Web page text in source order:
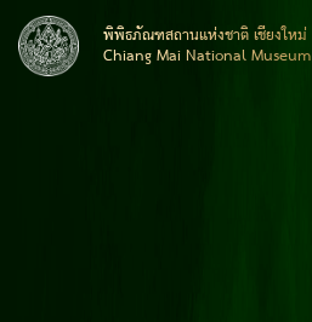
พิพิธภัณฑสถานแห่งชาติ เชียงใหม่
Chiang Mai National Museum